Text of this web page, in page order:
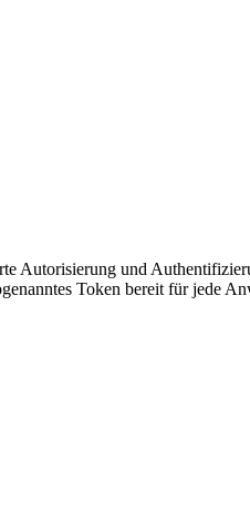
Autorisierung und
Token bereit für jede